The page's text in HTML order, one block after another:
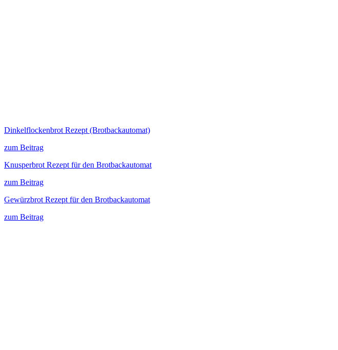
Dinkelflockenbrot Rezept (Brotbackautomat)
zum Beitrag
Knusperbrot Rezept für den Brotbackautomat
zum Beitrag
Gewürzbrot Rezept für den Brotbackautomat
zum Beitrag